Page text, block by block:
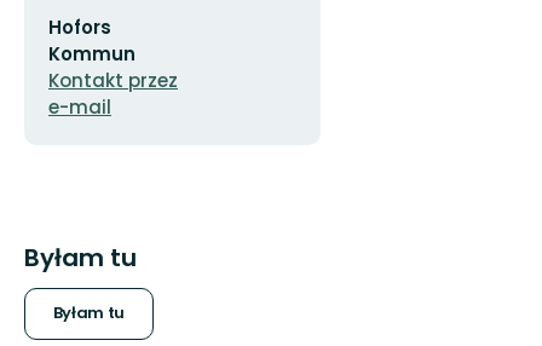
e-
mail
Hofors
Kommun
Kontakt przez
e-mail
Byłam tu
Byłam tu